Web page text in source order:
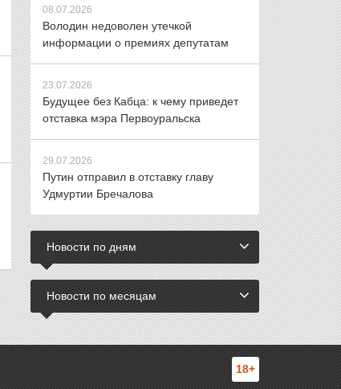
08.07.2026
Володин недоволен утечкой
информации о премиях депутатам
23.07.2026
Будущее без Кабца: к чему приведет
отставка мэра Первоуральска
29.07.2026
Путин отправил в отставку главу
Удмуртии Бречалова
Новости по дням
Новости по месяцам
18+